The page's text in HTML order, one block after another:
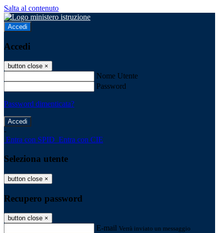
Salta al contenuto
Accedi
Accedi
button close ×
Nome Utente
Password
Password dimenticata?
-
Entra con SPID Entra con CIE
Seleziona utente
button close ×
Recupero password
button close ×
E-mail Verrà inviato un messaggio